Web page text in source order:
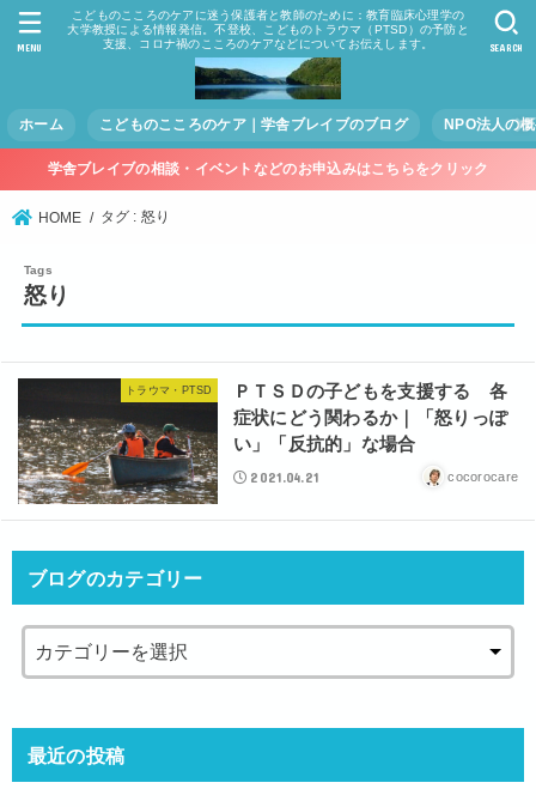
こどものこころのケアに迷う保護者と教師のために：教育臨床心理学の
大学教授による情報発信。不登校、こどものトラウマ（PTSD）の予防と
支援、コロナ禍のこころのケアなどについてお伝えします。
ホーム こどものこころのケア｜学舎ブレイブのブログ NPO法人の
SEARCH
MENU
学舎ブレイブの相談・イベントなどのお申込みはこちらをクリック
HOME タグ : 怒り
怒り
トラウマ・PTSD
ＰＴＳＤの子どもを支援する 各
症状にどう関わるか｜「怒りっぽ
い」「反抗的」な場合
2021.04.21 cocorocare
ブログのカテゴリー
最近の投稿